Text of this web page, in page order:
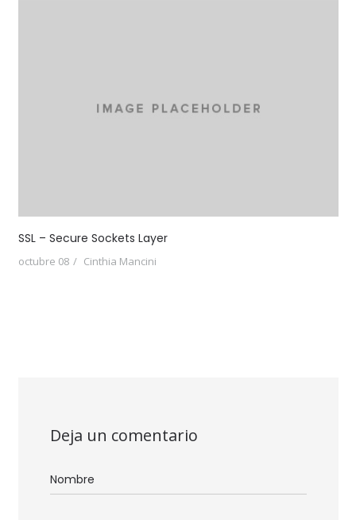
SSL – Secure Sockets Layer
octubre 08 Cinthia Mancini
Deja un comentario